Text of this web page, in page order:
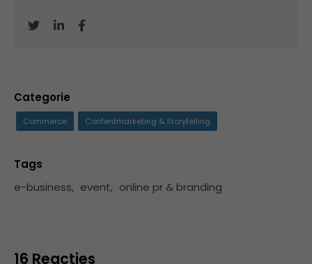
Categorie
Commerce Contentmarketing & Storytelling
Tags
e-business, event, online pr & branding
16 Reacties